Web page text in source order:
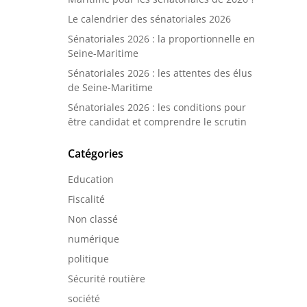
Le calendrier des sénatoriales 2026
Sénatoriales 2026 : la proportionnelle en
Seine-Maritime
Sénatoriales 2026 : les attentes des élus
de Seine-Maritime
Sénatoriales 2026 : les conditions pour
être candidat et comprendre le scrutin
Catégories
Education
Fiscalité
Non classé
numérique
politique
Sécurité routière
société